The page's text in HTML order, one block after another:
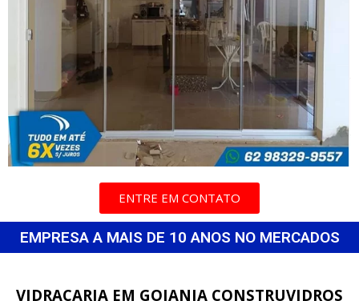
ENTRE EM CONTATO
EMPRESA A MAIS DE 10 ANOS NO MERCADOS
VIDRAÇARIA EM GOIANIA CONSTRUVIDROS